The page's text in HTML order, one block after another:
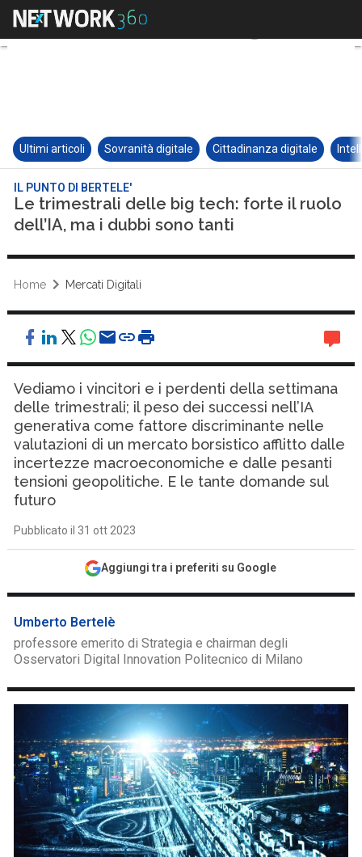
Ultimi articoli Sovranità digitale Cittadinanza digitale
IL PUNTO DI BERTELE'
Le trimestrali delle big tech: forte il ruolo
dell’IA, ma i dubbi sono tanti
Home Mercati Digitali
Vediamo i vincitori e i perdenti della settimana
delle trimestrali; il peso dei successi nell’IA
generativa come fattore discriminante nelle
valutazioni di un mercato borsistico afflitto dalle
incertezze macroeconomiche e dalle pesanti
tensioni geopolitiche. E le tante domande sul
futuro
Pubblicato il 31 ott 2023
Aggiungi tra i preferiti su Google
Umberto Bertelè
professore emerito di Strategia e chairman degli
Osservatori Digital Innovation Politecnico di Milano